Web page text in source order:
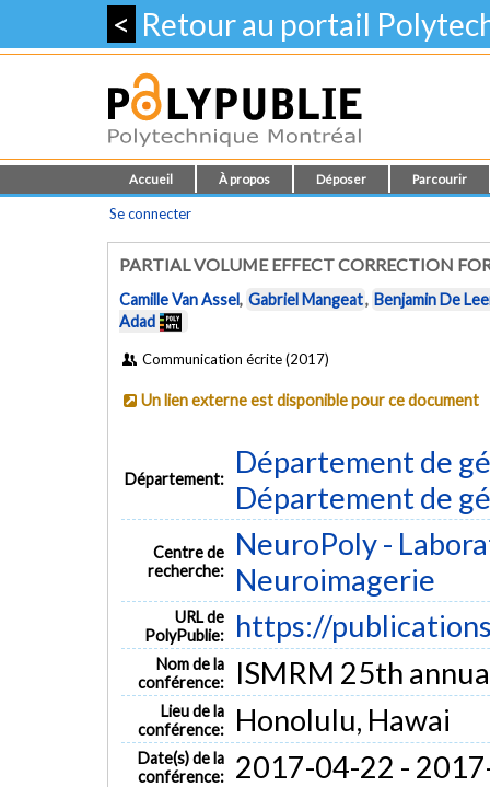
< Retour au portail
Accueil À propos Déposer Parcourir
Se connecter
PARTIAL VOLUME EFFECT CORRECTION
Camille Van Assel, Gabriel Mangeat, Benjamin De
Adad
Communication écrite (2017)
Un lien externe est disponible pour ce document
Département:
Département de
Département de
Centre de
recherche:
NeuroPoly -
Neuroimagerie
URL de
PolyPublie:
https://
Nom de la
conférence:
ISMRM 25th
Lieu de la
conférence:
Honolulu, Hawai
Date(s) de la
conférence:
2017-04-22 -